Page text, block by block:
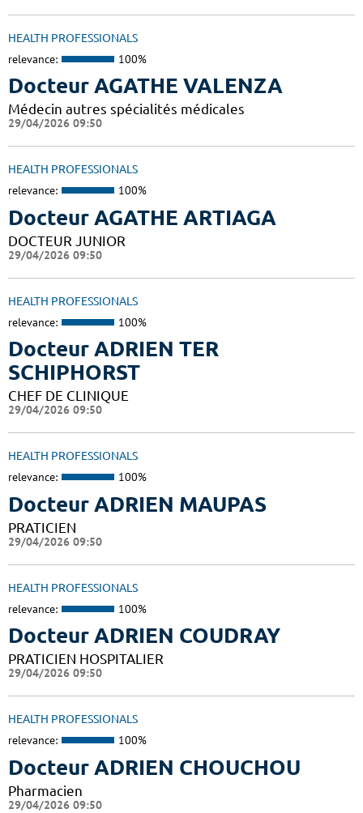
HEALTH PROFESSIONALS
relevance: 100%
Docteur AGATHE VALENZA
Médecin autres spécialités médicales
29/04/2026 09:50
HEALTH PROFESSIONALS
relevance: 100%
Docteur AGATHE ARTIAGA
DOCTEUR JUNIOR
29/04/2026 09:50
HEALTH PROFESSIONALS
relevance: 100%
Docteur ADRIEN TER
SCHIPHORST
CHEF DE CLINIQUE
29/04/2026 09:50
HEALTH PROFESSIONALS
relevance: 100%
Docteur ADRIEN MAUPAS
PRATICIEN
29/04/2026 09:50
HEALTH PROFESSIONALS
relevance: 100%
Docteur ADRIEN COUDRAY
PRATICIEN HOSPITALIER
29/04/2026 09:50
HEALTH PROFESSIONALS
relevance: 100%
Docteur ADRIEN CHOUCHOU
Pharmacien
29/04/2026 09:50